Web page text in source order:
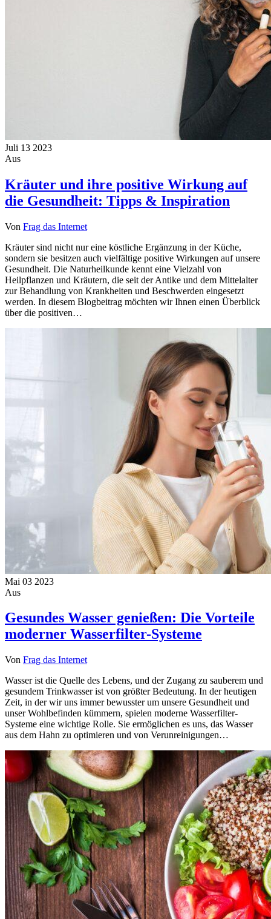
Juli 13 2023
Aus
Kräuter und ihre positive Wirkung auf
die Gesundheit: Tipps & Inspiration
Von Frag das Internet
Kräuter sind nicht nur eine köstliche Ergänzung in der Küche,
sondern sie besitzen auch vielfältige positive Wirkungen auf unsere
Gesundheit. Die Naturheilkunde kennt eine Vielzahl von
Heilpflanzen und Kräutern, die seit der Antike und dem Mittelalter
zur Behandlung von Krankheiten und Beschwerden eingesetzt
werden. In diesem Blogbeitrag möchten wir Ihnen einen Überblick
über die positiven…
Mai 03 2023
Aus
Gesundes Wasser genießen: Die Vorteile
moderner Wasserfilter-Systeme
Von Frag das Internet
Wasser ist die Quelle des Lebens, und der Zugang zu sauberem und
gesundem Trinkwasser ist von größter Bedeutung. In der heutigen
Zeit, in der wir uns immer bewusster um unsere Gesundheit und
unser Wohlbefinden kümmern, spielen moderne Wasserfilter-
Systeme eine wichtige Rolle. Sie ermöglichen es uns, das Wasser
aus dem Hahn zu optimieren und von Verunreinigungen…